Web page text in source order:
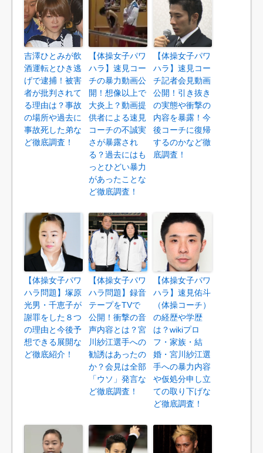
吉澤ひとみが飲
酒運転とひき逃
げで逮捕！被害
者が批判されて
る理由は？事故
の場所や過去に
事故死した弟な
ど徹底調査！
【体操女子パワ
ハラ】速見コー
チの暴力動画公
開！想像以上で
大炎上？動画提
供者による速見
コーチの不誠実
さが暴露され
る？過去にはも
っとひどい暴力
があったことな
ど徹底調査！
【体操女子パワ
ハラ】速見コー
チ記者会見動画
公開！引き抜き
の実態や衝撃の
内容を暴露！今
後コーチに復帰
するのかなど徹
底調査！
【体操女子パワ
ハラ問題】塚原
光男・千恵子が
謝罪をした８つ
の理由と今後予
想できる展開な
ど徹底紹介！
【体操女子パワ
ハラ問題】録音
テープをTVで
公開！衝撃の音
声内容とは？宮
川紗江選手への
勧誘はあったの
か？会見は全部
「ウソ」発言な
ど徹底調査！
【体操女子パワ
ハラ】速見佑斗
（体操コーチ）
の経歴や学歴
は？wikiプロ
フ・家族・結
婚・宮川紗江選
手への暴力内容
や仮処分申し立
ての取り下げな
ど徹底調査！